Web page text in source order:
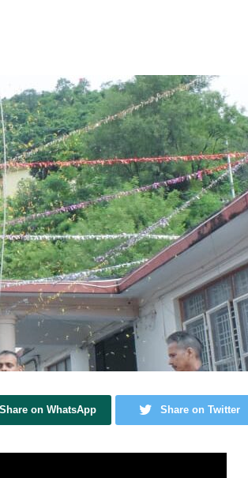
Share on WhatsApp Share on Twitter